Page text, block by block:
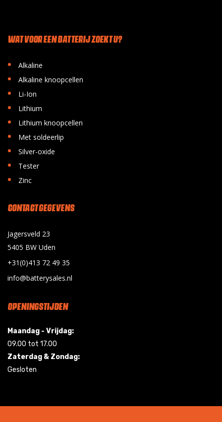
WAT VOOR EEN BATTERIJ ZOEKT U?
• Alkaline
• Alkaline knoopcellen
• Li-Ion
• Lithium
• Lithium knoopcellen
• Met soldeerlip
• Silver-oxide
• Tester
• Zinc
CONTACT GEGEVENS
Jagersveld 23
5405 BW Uden
+31(0)413 72 49 35
info@batterysales.nl
OPENINGSTIJDEN
Maandag - Vrijdag:
09.00 tot 17.00
Zaterdag & Zondag:
Gesloten